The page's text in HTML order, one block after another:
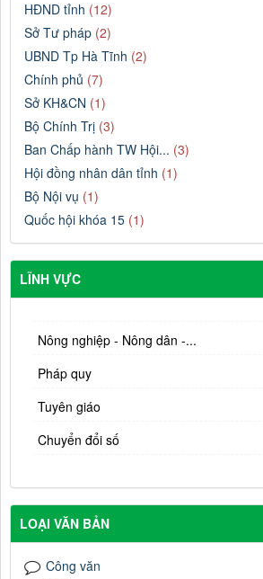
HĐND tỉnh (12)
Sở Tư pháp (2)
UBND Tp Hà Tĩnh (2)
Chính phủ (7)
Sở KH&CN (1)
Bộ Chính Trị (3)
Ban Chấp hành TW Hội... (3)
Hội đồng nhân dân tỉnh (1)
Bộ Nội vụ (1)
Quốc hội khóa 15 (1)
LĨNH VỰC
Nông nghiệp - Nông dân -...
Pháp quy
Tuyên giáo
Chuyển đổi số
LOẠI VĂN BẢN
Công văn